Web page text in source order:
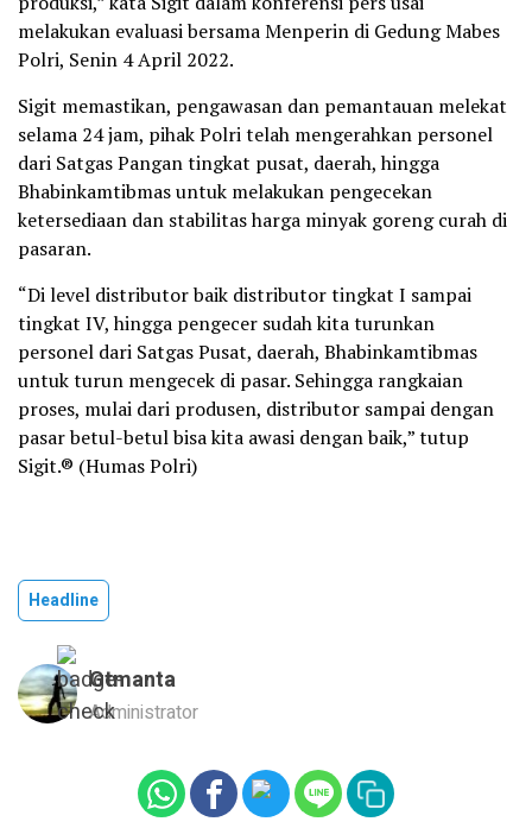
melakukan evaluasi bersama Menperin di Gedung Mabes
Polri, Senin 4 April 2022.
Sigit memastikan, pengawasan dan pemantauan melekat
selama 24 jam, pihak Polri telah mengerahkan personel
dari Satgas Pangan tingkat pusat, daerah, hingga
Bhabinkamtibmas untuk melakukan pengecekan
ketersediaan dan stabilitas harga minyak goreng curah di
pasaran.
“Di level distributor baik distributor tingkat I sampai
tingkat IV, hingga pengecer sudah kita turunkan
personel dari Satgas Pusat, daerah, Bhabinkamtibmas
untuk turun mengecek di pasar. Sehingga rangkaian
proses, mulai dari produsen, distributor sampai dengan
pasar betul-betul bisa kita awasi dengan baik,” tutup
Sigit.® (Humas Polri)
Headline
Gtmanta
Administrator